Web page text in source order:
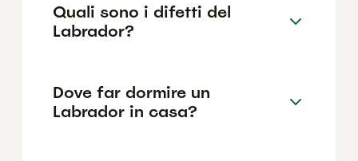
Quali sono i difetti del
Labrador?
Dove far dormire un
Labrador in casa?